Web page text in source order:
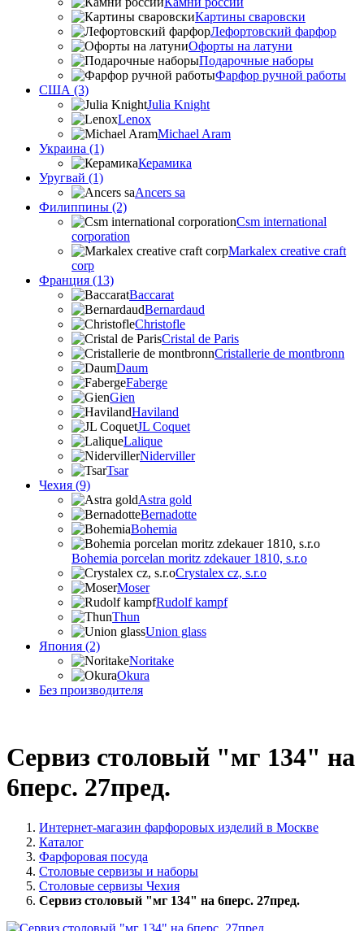
Картины сваровски
Лефортовский фарфор
Офорты на латуни
Подарочные наборы
Фарфор ручной работы
США (3)
Julia Knight
Lenox
Michael Aram
Украина (1)
Керамика
Уругвай (1)
Ancers sa
Филиппины (2)
Csm international
corporation
Markalex creative craft
corp
Франция (13)
Baccarat
Bernardaud
Christofle
Cristal de Paris
Cristallerie de montbronn
Daum
Faberge
Gien
Haviland
JL Coquet
Lalique
Niderviller
Tsar
Чехия (9)
Astra gold
Bernadotte
Bohemia
Bohemia porcelan moritz zdekauer 1810, s.r.o
Crystalex cz, s.r.o
Moser
Rudolf kampf
Thun
Union glass
Япония (2)
Noritake
Okura
Без производителя
Сервиз столовый "мг 134" на
6перс. 27пред.
Интернет-магазин фарфоровых изделий в Москве
Каталог
Фарфоровая посуда
Столовые сервизы и наборы
Столовые сервизы Чехия
Сервиз столовый "мг 134" на 6перс. 27пред.